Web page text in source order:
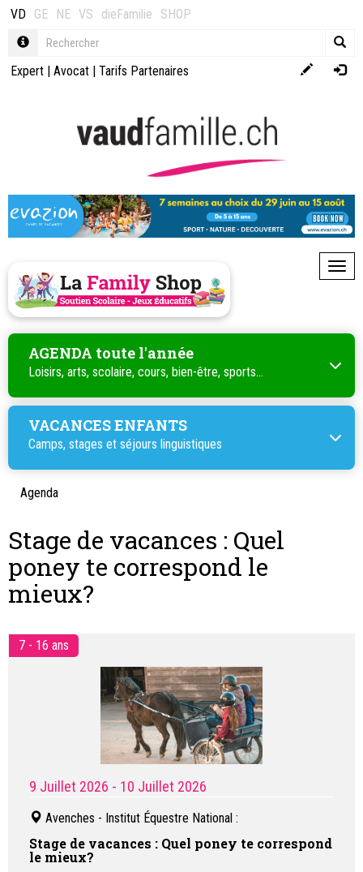
VD GE NE VS dieFamilie SHOP
Expert | Avocat | Tarifs Partenaires
AGENDA toute l'année
Loisirs, arts, scolaire, cours, bien-être, sports...
VACANCES ENFANTS
Camps, stages et séjours linguistiques
Agenda
Stage de vacances : Quel
poney te correspond le
mieux?
7 - 16 ans
9 Juillet 2026 - 10 Juillet 2026
Avenches - Institut Équestre National :
Stage de vacances : Quel poney te correspond
le mieux?